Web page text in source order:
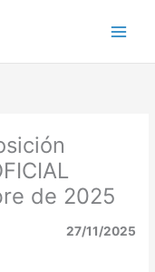
de 2025
27/11/2025